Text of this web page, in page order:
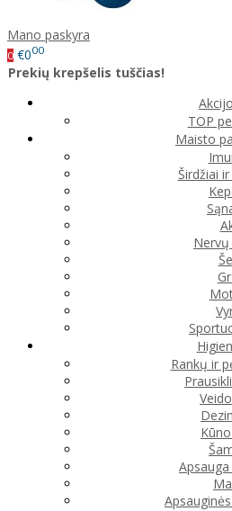
Mano paskyra
0 €000
Prekių krepšelis tuščias!
TOP
Maisto
Širdžiai
Rankų ir